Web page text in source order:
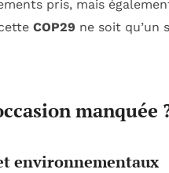
pris, mais
COP29 ne soit qu’un
manquée
environnementaux